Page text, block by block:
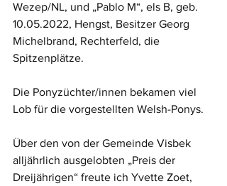
Wezep/NL, und „Pablo M“, els B, geb.
10.05.2022, Hengst, Besitzer Georg
Michelbrand, Rechterfeld, die
Spitzenplätze.
Die Ponyzüchter/innen bekamen viel
Lob für die vorgestellten Welsh-Ponys.
Über den von der Gemeinde Visbek
alljährlich ausgelobten „Preis der
Dreijährigen“ freute ich Yvette Zoet,